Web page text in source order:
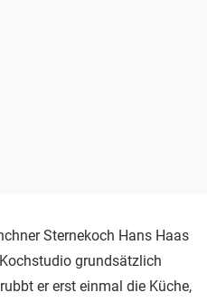
Sternekoch Hans Haas
grundsätzlich
er erst einmal die Küche,